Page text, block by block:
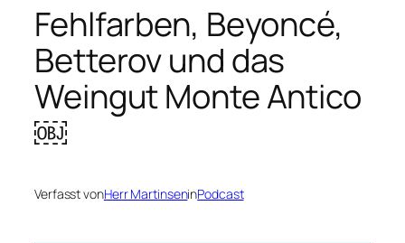
Fehlfarben, Beyoncé,
Betterov und das
Weingut Monte Antico
￼
Verfasst vonHerr MartinseninPodcast